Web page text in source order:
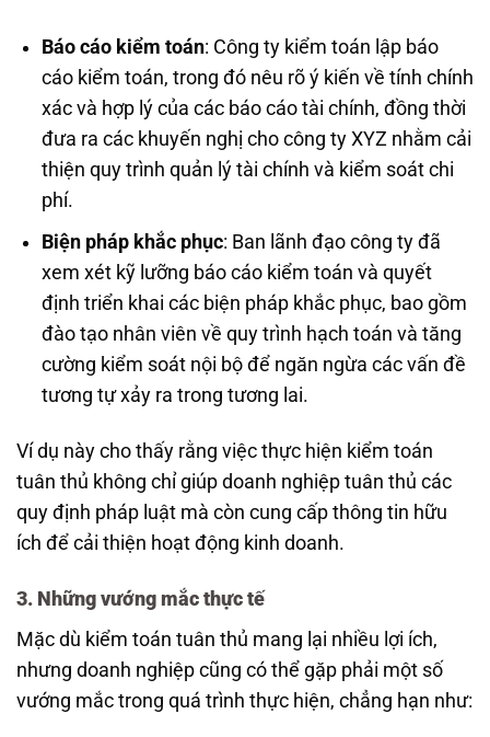
Báo cáo kiểm toán: Công ty kiểm toán lập báo
cáo kiểm toán, trong đó nêu rõ ý kiến về tính chính
xác và hợp lý của các báo cáo tài chính, đồng thời
đưa ra các khuyến nghị cho công ty XYZ nhằm cải
thiện quy trình quản lý tài chính và kiểm soát chi
phí.
Biện pháp khắc phục: Ban lãnh đạo công ty đã
xem xét kỹ lưỡng báo cáo kiểm toán và quyết
định triển khai các biện pháp khắc phục, bao gồm
đào tạo nhân viên về quy trình hạch toán và tăng
cường kiểm soát nội bộ để ngăn ngừa các vấn đề
tương tự xảy ra trong tương lai.
Ví dụ này cho thấy rằng việc thực hiện kiểm toán
tuân thủ không chỉ giúp doanh nghiệp tuân thủ các
quy định pháp luật mà còn cung cấp thông tin hữu
ích để cải thiện hoạt động kinh doanh.
3. Những vướng mắc thực tế
Mặc dù kiểm toán tuân thủ mang lại nhiều lợi ích,
nhưng doanh nghiệp cũng có thể gặp phải một số
vướng mắc trong quá trình thực hiện, chẳng hạn như: